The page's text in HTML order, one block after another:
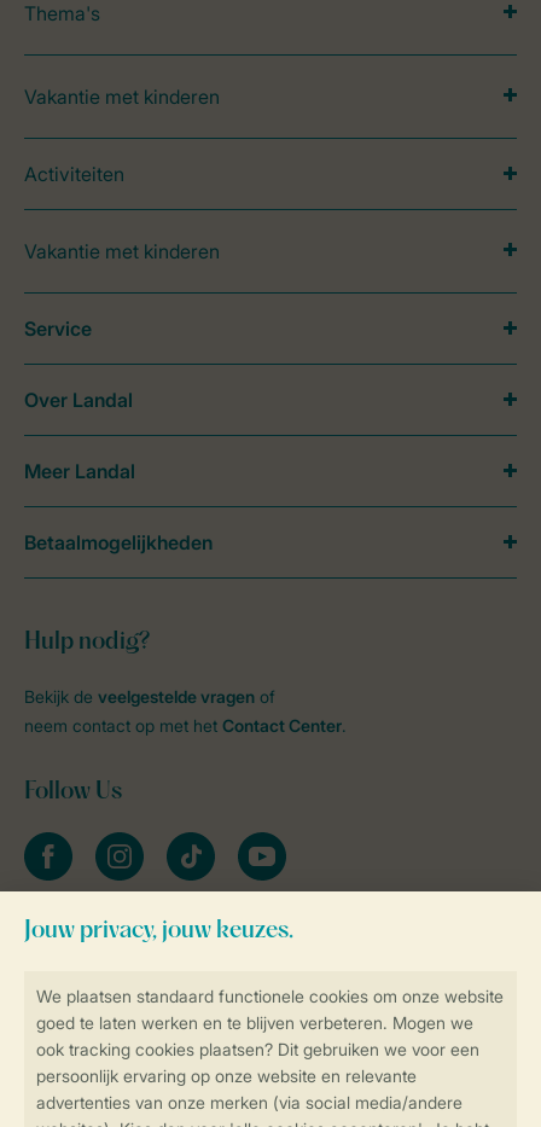
Veilig en snel online boeken
Veilige gegevensoverdracht
Thema's
Vakantie met kinderen
Activiteiten
Vakantie met kinderen
Hulp nodig?
Bekijk de veelgestelde vragen of
neem contact op met het Contact Center.
Follow Us
facebookinstagramtiktok youtube
Blijf op de hoogte
Service
Over Landal
Meer Landal
Betaalmogelijkheden